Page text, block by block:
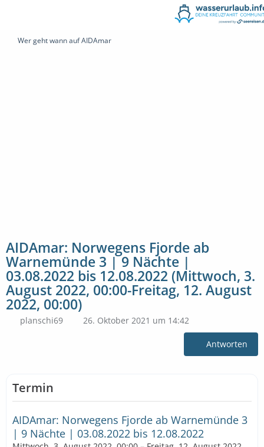
Wer geht wann auf AIDAmar
AIDAmar: Norwegens Fjorde ab
Warnemünde 3 | 9 Nächte |
03.08.2022 bis 12.08.2022 (Mittwoch, 3.
August 2022, 00:00-Freitag, 12. August
2022, 00:00)
planschi69 26. Oktober 2021 um 14:42
Antworten
Termin
AIDAmar: Norwegens Fjorde ab Warnemünde 3
| 9 Nächte | 03.08.2022 bis 12.08.2022